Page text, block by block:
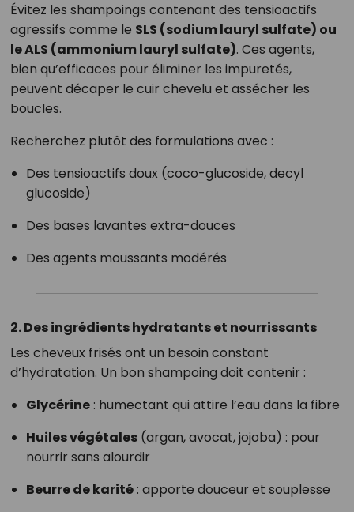
Évitez les shampoings contenant des tensioactifs
agressifs comme le SLS (sodium lauryl sulfate) ou
le ALS (ammonium lauryl sulfate). Ces agents,
bien qu’efficaces pour éliminer les impuretés,
peuvent décaper le cuir chevelu et assécher les
boucles.
Recherchez plutôt des formulations avec :
Des tensioactifs doux (coco-glucoside, decyl
glucoside)
Des bases lavantes extra-douces
Des agents moussants modérés
2. Des ingrédients hydratants et nourrissants
Les cheveux frisés ont un besoin constant
d’hydratation. Un bon shampoing doit contenir :
Glycérine: humectant qui attire l’eau dans la fibre
Huiles végétales(argan, avocat, jojoba) : pour
nourrir sans alourdir
Beurre de karité: apporte douceur et souplesse